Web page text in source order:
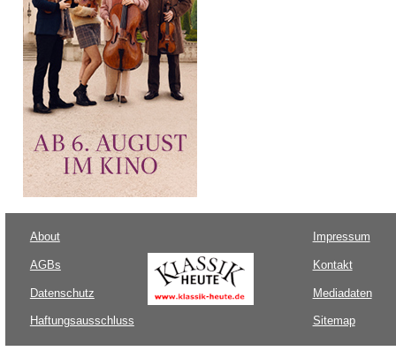
About
AGBs
Datenschutz
Haftungsausschluss
Impressum
Kontakt
Mediadaten
Sitemap